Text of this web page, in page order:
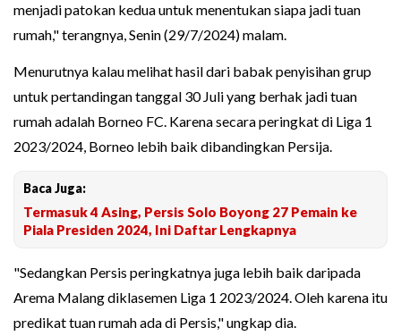
menjadi patokan kedua untuk menentukan siapa jadi tuan
rumah," terangnya, Senin (29/7/2024) malam.
Menurutnya kalau melihat hasil dari babak penyisihan grup
untuk pertandingan tanggal 30 Juli yang berhak jadi tuan
rumah adalah Borneo FC. Karena secara peringkat di Liga 1
2023/2024, Borneo lebih baik dibandingkan Persija.
Baca Juga:
Termasuk 4 Asing, Persis Solo Boyong 27 Pemain ke
Piala Presiden 2024, Ini Daftar Lengkapnya
"Sedangkan Persis peringkatnya juga lebih baik daripada
Arema Malang diklasemen Liga 1 2023/2024. Oleh karena itu
predikat tuan rumah ada di Persis," ungkap dia.